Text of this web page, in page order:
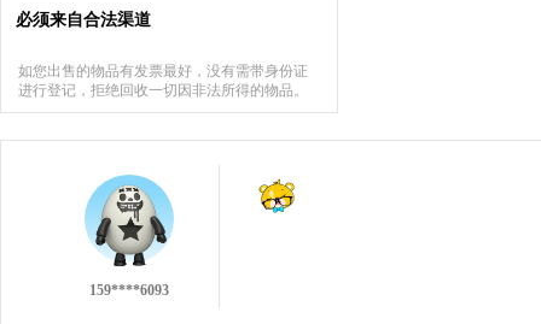
必须来自合法渠道
如您出售的物品有发票最好，没有需带身份证
进行登记，拒绝回收一切因非法所得的物品。
137****9551
159****6093